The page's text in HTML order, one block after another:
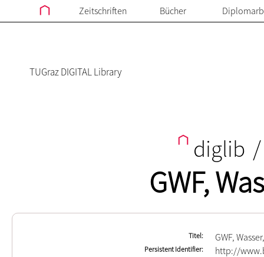
Zeitschriften Bücher
TUGraz DIGITAL Library
diglib /
GWF,
Titel GWF,
Persistent Identifier http://